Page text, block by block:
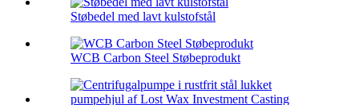
Støbedel med lavt kulstofstål
WCB Carbon Steel Støbeprodukt